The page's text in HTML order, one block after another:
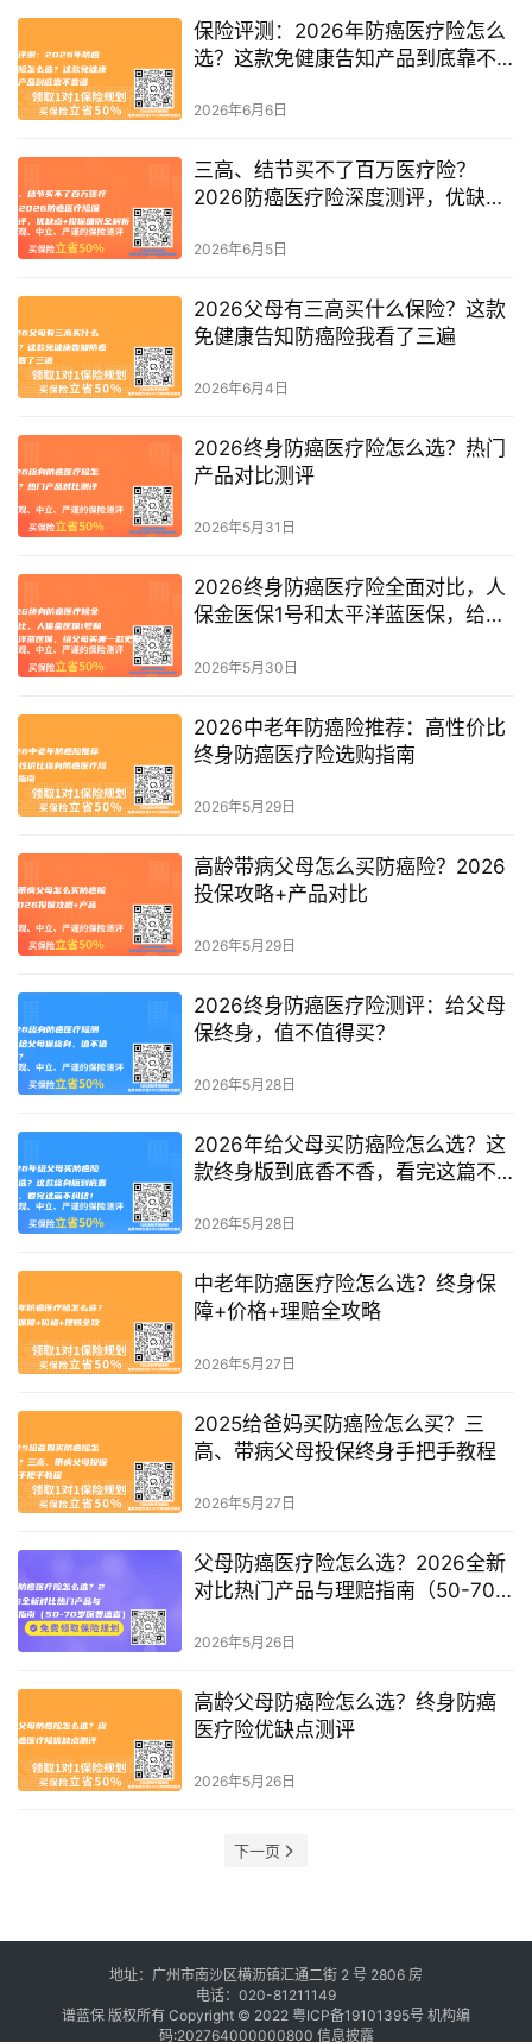
保险评测：2026年防癌医疗险怎么
选？这款免健康告知产品到底靠不
2026年6月6日
三高、结节买不了百万医疗险？
2026防癌医疗险深度测评，优缺点
2026年6月5日
2026父母有三高买什么保险？这款
免健康告知防癌险我看了三遍
2026年6月4日
2026终身防癌医疗险怎么选？热门
产品对比测评
2026年5月31日
2026终身防癌医疗险全面对比，人
保金医保1号和太平洋蓝医保，给父
2026年5月30日
2026中老年防癌险推荐：高性价比
终身防癌医疗险选购指南
2026年5月29日
高龄带病父母怎么买防癌险？2026
投保攻略+产品对比
2026年5月29日
2026终身防癌医疗险测评：给父母
保终身，值不值得买？
2026年5月28日
2026年给父母买防癌险怎么选？这
款终身版到底香不香，看完这篇不
2026年5月28日
中老年防癌医疗险怎么选？终身保
障+价格+理赔全攻略
2026年5月27日
2025给爸妈买防癌险怎么买？三
高、带病父母投保终身手把手教程
2026年5月27日
父母防癌医疗险怎么选？2026全新
对比热门产品与理赔指南（50-70
2026年5月26日
高龄父母防癌险怎么选？终身防癌
医疗险优缺点测评
2026年5月26日
下一页
地址：广州市南沙区横沥镇汇通二街 2 号 2806 房
电话：020-81211149
谱蓝保 版权所有 Copyright © 2022 粤ICP备19101395号 机构编
码:202764000000800 信息披露